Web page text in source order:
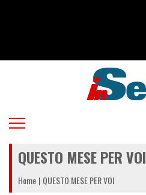
QUESTO MESE PER VOI
Home QUESTO MESE PER VOI